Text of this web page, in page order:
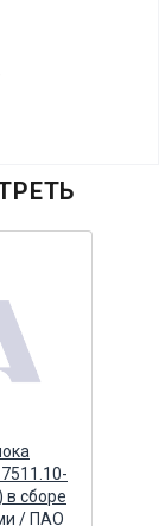
сборе
/ ПАО